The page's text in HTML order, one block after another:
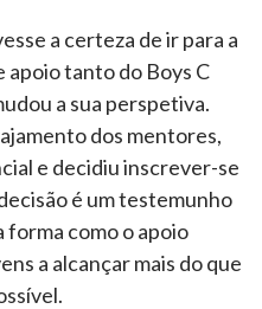
a certeza de ir para a
apoio tanto do Boys C
a sua perspetiva.
dos mentores,
e decidiu inscrever-se
é um testemunho
forma como o apoio
a alcançar mais do que